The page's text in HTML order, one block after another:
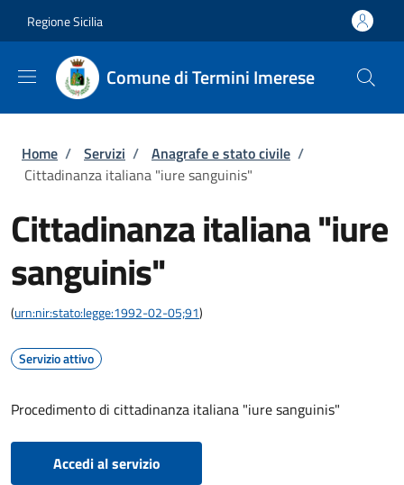
Regione Sicilia
Comune di Termini Imerese
Briciole di pane
Home / Servizi / Anagrafe e stato civile /
Cittadinanza italiana "iure sanguinis"
Cittadinanza italiana "iure
sanguinis"
(urn:nir:stato:legge:1992-02-05;91)
Servizio attivo
Procedimento di cittadinanza italiana "iure sanguinis"
Accedi al servizio